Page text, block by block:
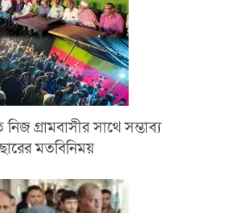
নিজ গ্রামবাসীর সাথে সম্ভাব্য
মতবিনিময়